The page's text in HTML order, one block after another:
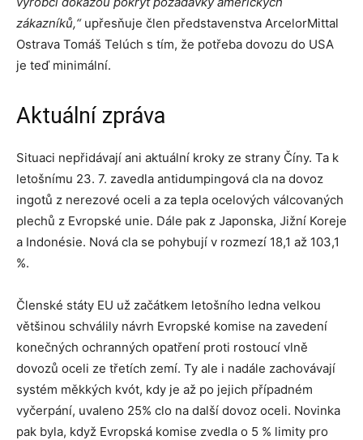
zákazníků,“upřesňuje člen představenstva ArcelorMittal
Ostrava Tomáš Telúch s tím, že potřeba dovozu do USA
je teď minimální.
Aktuální zpráva
Situaci nepřidávají ani aktuální kroky ze strany Číny. Ta k
letošnímu 23. 7. zavedla antidumpingová cla na dovoz
ingotů z nerezové oceli a za tepla ocelových válcovaných
plechů z Evropské unie. Dále pak z Japonska, Jižní Koreje
a Indonésie. Nová cla se pohybují v rozmezí 18,1 až 103,1
%.
Členské státy EU už začátkem letošního ledna velkou
většinou schválily návrh Evropské komise na zavedení
konečných ochranných opatření proti rostoucí vlně
dovozů oceli ze třetích zemí. Ty ale i nadále zachovávají
systém měkkých kvót, kdy je až po jejich případném
vyčerpání, uvaleno 25% clo na další dovoz oceli. Novinka
pak byla, když Evropská komise zvedla o 5 % limity pro